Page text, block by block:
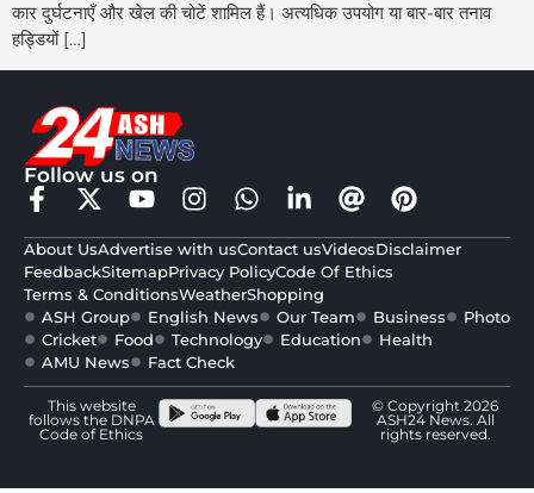
कार दुर्घटनाएँ और खेल की चोटें शामिल हैं। अत्यधिक उपयोग या बार-बार तनाव
हड्डियों […]
Follow us on
About UsAdvertise with usContact usVideosDisclaimer
FeedbackSitemapPrivacy PolicyCode Of Ethics
Terms & ConditionsWeatherShopping
ASH Group
English News Our Team Business
Photo
Cricket
Food Technology Education
Health
AMU News
Fact Check
This website
follows the DNPA
Code of Ethics
© Copyright 2026
ASH24 News. All
rights reserved.